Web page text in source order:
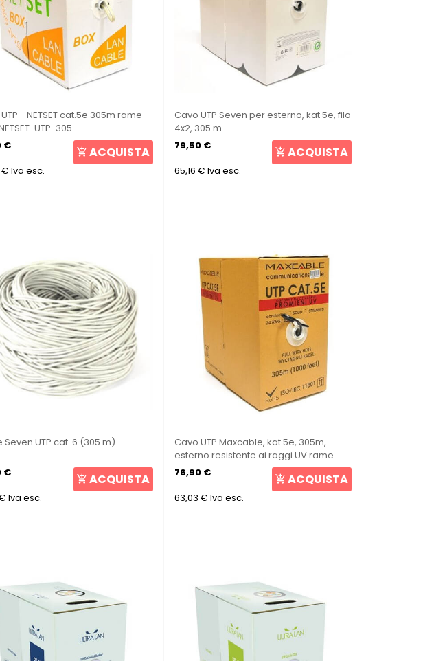
- NETSET cat.5e 305m rame
UTP-305
€
€ Iva esc.
ACQUISTA
Cavo UTP Seven per esterno, kat 5e, filo
4x2, 305 m
79,50 €
65,16 € Iva esc.
ACQUISTA
Seven UTP cat. 6 (305 m)
€
Iva esc.
ACQUISTA
Cavo UTP Maxcable, kat.5e, 305m,
esterno resistente ai raggi UV rame
puro
76,90 €
63,03 € Iva esc.
ACQUISTA